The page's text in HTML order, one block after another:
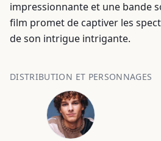
impressionnante et une bande
film promet de captiver les
de son intrigue intrigante.
DISTRIBUTION ET PERSONNAGES